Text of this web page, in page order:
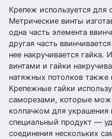
Крепеж используется для
Метрические винты
одна часть элемента
другая часть
нее накручивается гайка.
винтами и гайки
натяжных потолков также
Крепежные гайки
саморезами, которые
колпачком для
специальный продукт —
соединения нескольких